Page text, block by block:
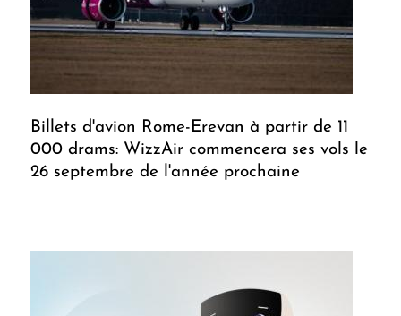
Billets d'avion Rome-Erevan à partir de 11
000 drams: WizzAir commencera ses vols le
26 septembre de l'année prochaine